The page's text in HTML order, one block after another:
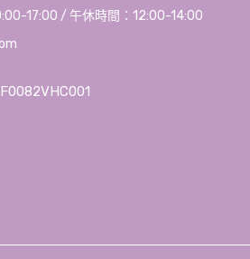
17:00 / 午休時間：12:00-14:00